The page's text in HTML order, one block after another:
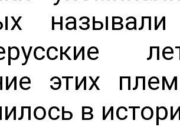
этих
в